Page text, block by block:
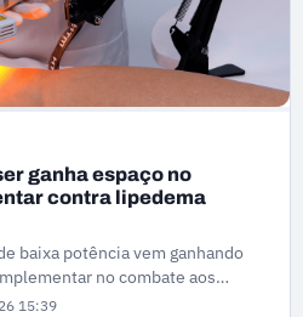
ganha espaço no
contra lipedema
baixa potência vem ganhando
no combate aos
crônica que afeta milhões de
15:39